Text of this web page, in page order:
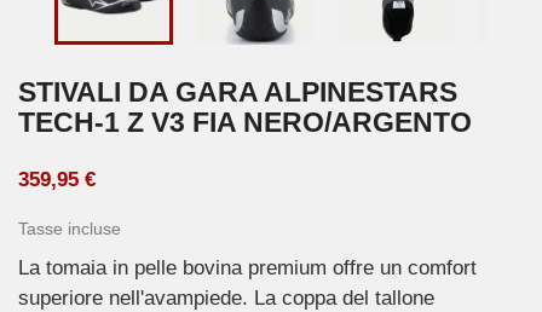
STIVALI DA GARA ALPINESTARS
TECH-1 Z V3 FIA NERO/ARGENTO
359,95 €
Tasse incluse
La tomaia in pelle bovina premium offre un comfort
superiore nell'avampiede. La coppa del tallone